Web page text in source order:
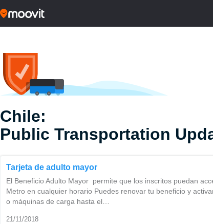
Chile:
Public Transportation
Tarjeta de adulto mayor
El Beneficio Adulto Mayor permite que los inscritos puedan
Metro en cualquier horario Puedes renovar tu beneficio y
o máquinas de carga hasta el…
21/11/2018